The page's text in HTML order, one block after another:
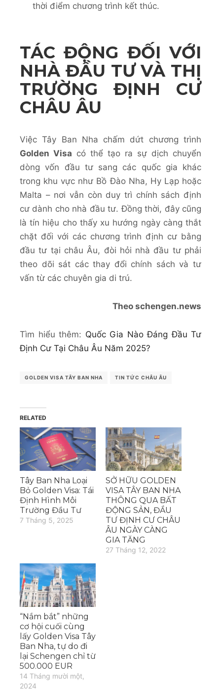
thời điểm chương trình kết thúc.
TÁC ĐỘNG ĐỐI VỚI
NHÀ ĐẦU TƯ VÀ THỊ
TRƯỜNG ĐỊNH CƯ
CHÂU ÂU
Việc Tây Ban Nha chấm dứt chương trình
Golden Visa có thể tạo ra sự dịch chuyển
dòng vốn đầu tư sang các quốc gia khác
trong khu vực như Bồ Đào Nha, Hy Lạp hoặc
Malta – nơi vẫn còn duy trì chính sách định
cư dành cho nhà đầu tư. Đồng thời, đây cũng
là tín hiệu cho thấy xu hướng ngày càng thắt
chặt đối với các chương trình định cư bằng
đầu tư tại châu Âu, đòi hỏi nhà đầu tư phải
theo dõi sát các thay đổi chính sách và tư
vấn từ các chuyên gia di trú.
Theo schengen.news
Tìm hiểu thêm: Quốc Gia Nào Đáng Đầu Tư
Định Cư Tại Châu Âu Năm 2025?
GOLDEN VISA TÂY BAN NHA TIN TỨC CHÂU ÂU
RELATED
Tây Ban Nha Loại
Bỏ Golden Visa: Tái
Định Hình Môi
Trường Đầu Tư
7 Tháng 5, 2025
SỞ HỮU GOLDEN
VISA TÂY BAN NHA
THÔNG QUA BẤT
ĐỘNG SẢN, ĐẦU
TƯ ĐỊNH CƯ CHÂU
ÂU NGÀY CÀNG
GIA TĂNG
27 Tháng 12, 2022
“Nắm bắt” những
cơ hội cuối cùng
lấy Golden Visa Tây
Ban Nha, tự do đi
lại Schengen chỉ từ
500.000 EUR
14 Tháng mười một,
2024